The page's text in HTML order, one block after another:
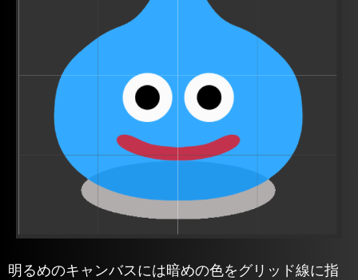
明るめのキャンバスには暗めの色をグリッド線に指